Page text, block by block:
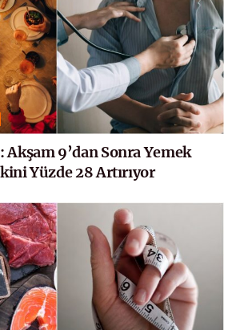
Akşam 9’dan Sonra Yemek
Yüzde 28 Artırıyor